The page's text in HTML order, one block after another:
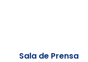
Sala de Prensa